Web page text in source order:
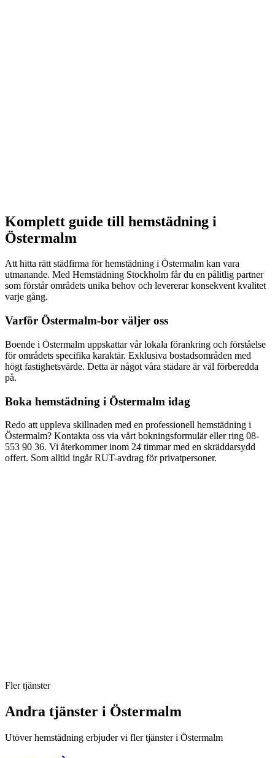
Komplett guide till hemstädning i
Östermalm
Att hitta rätt städfirma förhemstädning i Östermalm kan vara
utmanande. Med Hemstädning Stockholm får du en pålitlig partner
som förstår områdets unika behov och levererar konsekvent kvalitet
varje gång.
Varför Östermalm-bor väljer oss
Boende i Östermalm uppskattar vår lokala förankring och förståelse
för områdets specifika karaktär. Exklusiva bostadsområden med
högt fastighetsvärde. Detta är något våra städare är väl förberedda
på.
Boka hemstädning i Östermalm idag
Redo att uppleva skillnaden med en professionell hemstädning i
Östermalm? Kontakta oss via vårt bokningsformulär eller ring 08-
553 90 36. Vi återkommer inom 24 timmar med en skräddarsydd
offert. Som alltid ingår RUT-avdrag för privatpersoner.
Fler tjänster
Andra tjänster i Östermalm
Utöverhemstädning erbjuder vi fler tjänster i Östermalm